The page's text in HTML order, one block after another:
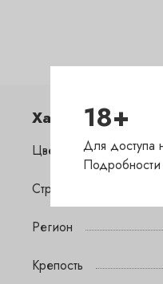
Характеристики
Цвет
Страна
Регион
Крепость
18+
Для доступа